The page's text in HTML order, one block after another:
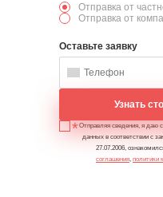
Отправка от
Отправка от
Оставьте заявку
Узнать
Отправляя сведения, я даю
данных в соответствии с
27.07.2006,
соглашения, политики